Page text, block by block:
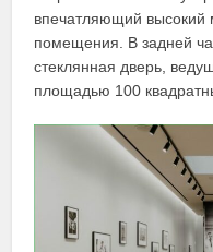
впечатляющий высокий
помещения. В задней
стеклянная дверь,
площадью 100